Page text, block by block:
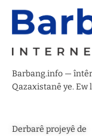
Barbang.info —
Qazaxistanê ye. Ew
Derbarê projeyê de